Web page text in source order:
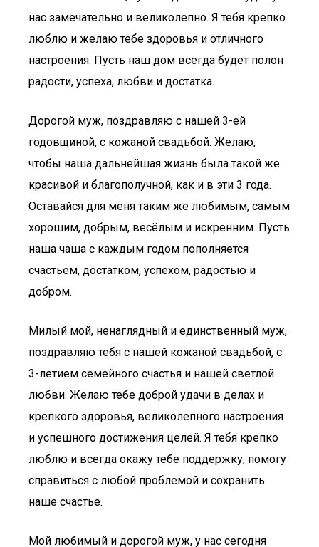
нас замечательно и великолепно. Я тебя крепко
люблю и желаю тебе здоровья и отличного
настроения. Пусть наш дом всегда будет полон
радости, успеха, любви и достатка.
Дорогой муж, поздравляю с нашей 3-ей
годовщиной, с кожаной свадьбой. Желаю,
чтобы наша дальнейшая жизнь была такой же
красивой и благополучной, как и в эти 3 года.
Оставайся для меня таким же любимым, самым
хорошим, добрым, весёлым и искренним. Пусть
наша чаша с каждым годом пополняется
счастьем, достатком, успехом, радостью и
добром.
Милый мой, ненаглядный и единственный муж,
поздравляю тебя с нашей кожаной свадьбой, с
3-летием семейного счастья и нашей светлой
любви. Желаю тебе доброй удачи в делах и
крепкого здоровья, великолепного настроения
и успешного достижения целей. Я тебя крепко
люблю и всегда окажу тебе поддержку, помогу
справиться с любой проблемой и сохранить
наше счастье.
Мой любимый и дорогой муж, у нас сегодня